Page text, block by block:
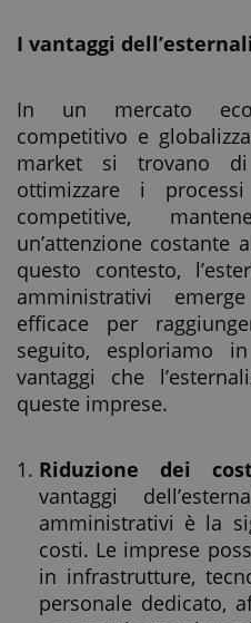
I vantaggi
In un mercato
competitivo e
market si trovano
ottimizzare i
competitive,
un’attenzione costante
questo contesto,
amministrativi
efficace per
seguito, esploriamo
vantaggi che
queste imprese.
Riduzione dei
vantaggi
amministrativi è la
costi. Le imprese
in infrastrutture,
personale dedicato,